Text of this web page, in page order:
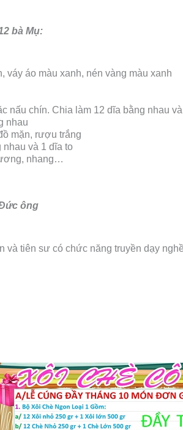
bà Mụ:
váy áo màu xanh, nén vàng màu xanh
nấu chín. Chia làm 12 dĩa bằng nhau
nhau
mặn, rượu trắng
nhau và 1 dĩa to
nhang…
ông
tiên sư có chức năng truyền dạy